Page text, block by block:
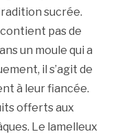
sucrée.
pas de
un moule qui a
il s’agit de
à leur fiancée.
offerts aux
Le lamelleux